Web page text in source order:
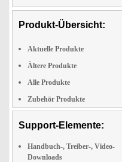
Produkt-Übersicht:
Aktuelle Produkte
Ältere Produkte
Alle Produkte
Zubehör Produkte
Support-Elemente:
Handbuch-, Treiber-, Video-
Downloads